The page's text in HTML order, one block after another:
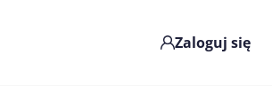
Zaloguj się